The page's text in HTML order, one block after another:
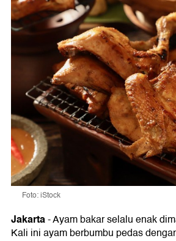
Foto: iStock
Jakarta-Ayam bakar selalu enak
Kali ini ayam berbumbu pedas